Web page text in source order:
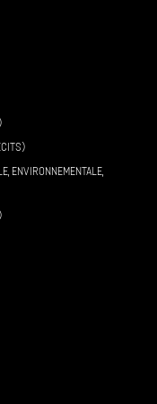
ENVIRONNEMENTALE,